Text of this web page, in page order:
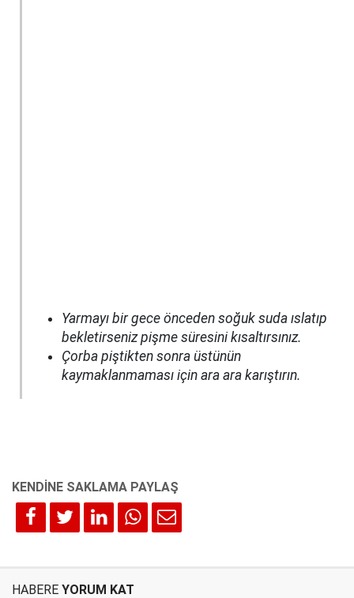
Yarmayı bir gece önceden soğuk suda ıslatıp
bekletirseniz pişme süresini kısaltırsınız.
Çorba piştikten sonra üstünün
kaymaklanmaması için ara ara karıştırın.
HABERE YORUM KAT